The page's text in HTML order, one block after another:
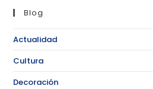
Blog
Actualidad
Cultura
Decoración